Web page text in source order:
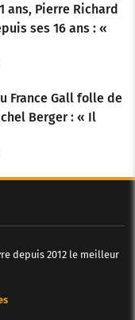
ans, Pierre Richard
ses 16 ans : «
France Gall folle de
Berger : « Il
depuis 2012 le meilleur